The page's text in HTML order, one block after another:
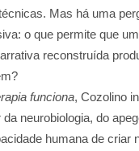
Mas há uma
o que permite que
reconstruída
funciona, Cozolino
da neurobiologia, do
humana de criar